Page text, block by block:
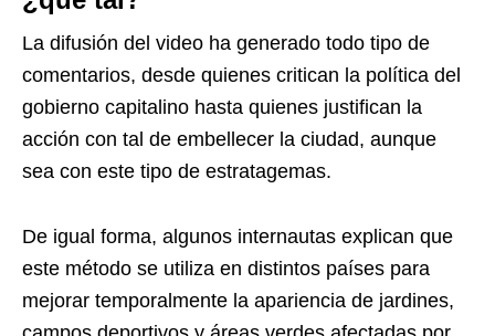
La difusión del video ha generado todo tipo de
comentarios, desde quienes critican la política del
gobierno capitalino hasta quienes justifican la
acción con tal de embellecer la ciudad, aunque
sea con este tipo de estratagemas.
De igual forma, algunos internautas explican que
este método se utiliza en distintos países para
mejorar temporalmente la apariencia de jardines,